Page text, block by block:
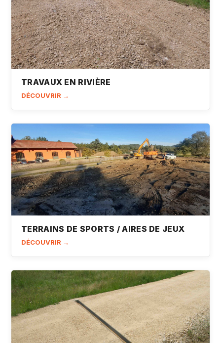
TRAVAUX EN RIVIÈRE
DÉCOUVRIR →
TERRAINS DE SPORTS / AIRES DE JEUX
DÉCOUVRIR →